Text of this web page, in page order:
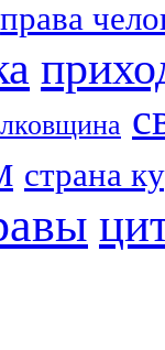
права
страна